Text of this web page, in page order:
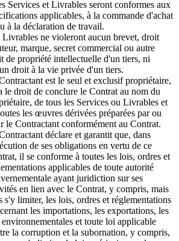
Services et Livrables seront conformes aux
applicables, à la commande d'achat
à la déclaration de travail.
Livrables ne violeront aucun brevet, droit
marque, secret commercial ou autre
de propriété intellectuelle d'un tiers, ni
droit à la vie privée d'un tiers.
est le seul et exclusif propriétaire,
le droit de conclure le Contrat au nom du
de tous les Services ou Livrables et
les œuvres dérivées préparées par ou
le Contractant conformément au Contrat.
déclare et garantit que, dans
de ses obligations en vertu de ce
il se conforme à toutes les lois, ordres et
applicables de toute autorité
ayant juridiction sur ses
en lien avec le Contrat, y compris, mais
s'y limiter, les lois, ordres et réglementations
les importations, les exportations, les
et toute loi applicable
la corruption et la subornation, y compris,